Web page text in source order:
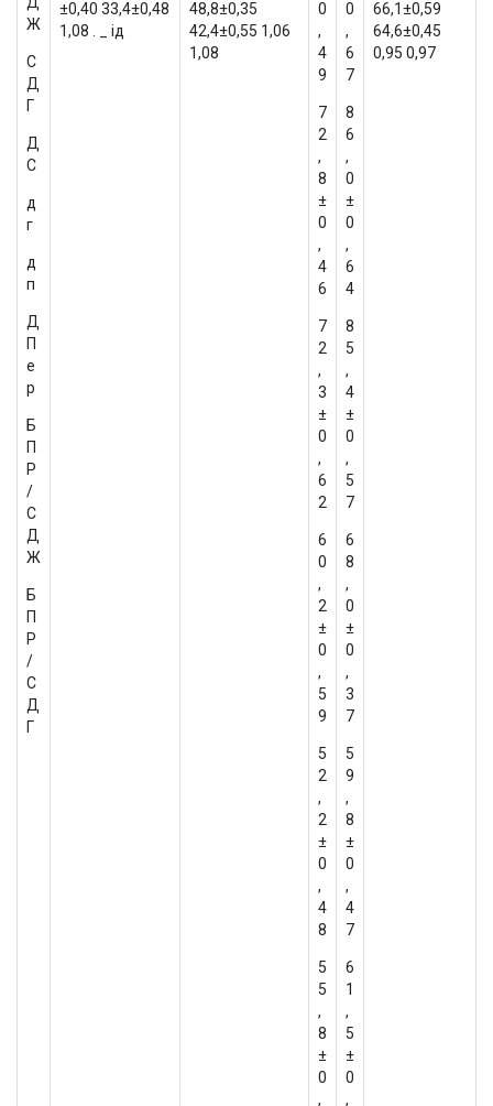
Ж
С
Д
Г
Д
С
д
г
д
п
Д
П
е
р
Б
П
Р
/
С
Д
Ж
Б
П
Р
/
С
Д
Г
±0,40 33,4±0,48
1,08 . _ ід
48,8±0,35
42,4±0,55 1,06
1,08
0
,
4
9
7
2
,
8
±
0
,
4
6
7
2
,
3
±
0
,
6
2
6
0
,
2
±
0
,
5
9
5
2
,
2
±
0
,
4
8
5
5
,
8
±
0
,
0
,
6
7
8
6
,
0
±
0
,
6
4
8
5
,
4
±
0
,
5
7
6
8
,
0
±
0
,
3
7
5
9
,
8
±
0
,
4
7
6
1
,
5
±
0
,
66,1±0,59
64,6±0,45
0,95 0,97